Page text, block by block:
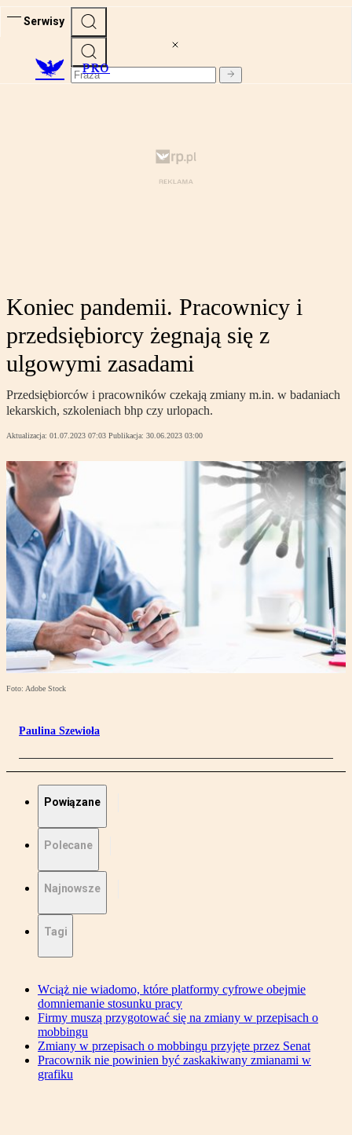
Serwisy
PRO
Koniec pandemii. Pracownicy i
przedsiębiorcy żegnają się z
ulgowymi zasadami
Przedsiębiorców i pracowników czekają zmiany m.in. w badaniach
lekarskich, szkoleniach bhp czy urlopach.
Aktualizacja: 01.07.2023 07:03 Publikacja: 30.06.2023 03:00
Foto: Adobe Stock
Paulina Szewioła
Powiązane
Polecane
Najnowsze
Tagi
Wciąż nie wiadomo, które platformy cyfrowe obejmie
domniemanie stosunku pracy
Firmy muszą przygotować się na zmiany w przepisach o
mobbingu
Zmiany w przepisach o mobbingu przyjęte przez Senat
Pracownik nie powinien być zaskakiwany zmianami w
grafiku